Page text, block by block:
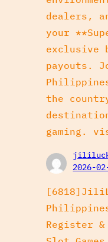
dealers,
your
exclusive
payouts.
the
gaming.
2026-
Register &